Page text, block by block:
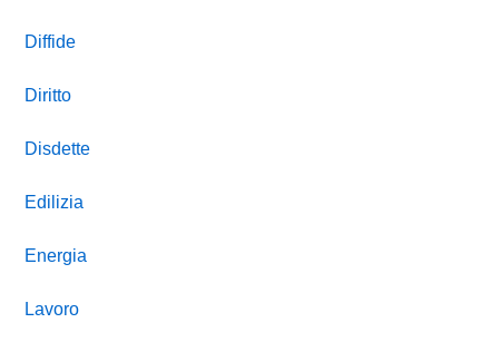
Diffide
Diritto
Disdette
Edilizia
Energia
Lavoro